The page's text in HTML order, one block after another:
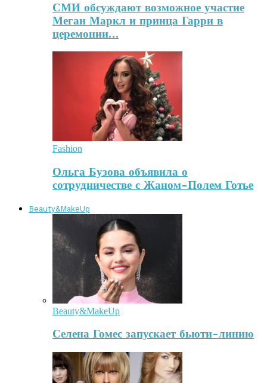
СМИ обсуждают возможное участие
Меган Маркл и принца Гарри в
церемонии…
Fashion
Ольга Бузова объявила о
сотрудничестве с Жаном-Полем Готье
Beauty&MakeUp
Beauty&MakeUp
Селена Гомес запускает бьюти-линию